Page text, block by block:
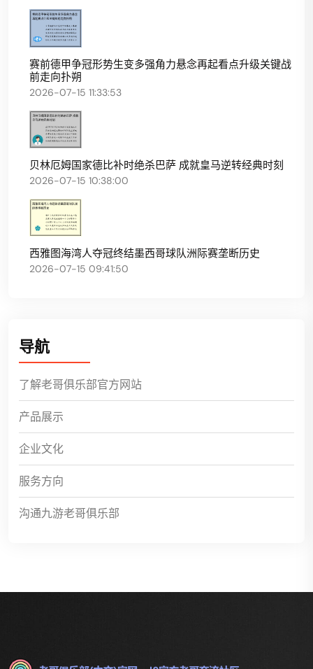
赛前德甲争冠形势生变多强角力悬念再起看点升级关键战
前走向扑朔
2026-07-15 11:33:53
贝林厄姆国家德比补时绝杀巴萨 成就皇马逆转经典时刻
2026-07-15 10:38:00
西雅图海湾人夺冠终结墨西哥球队洲际赛垄断历史
2026-07-15 09:41:50
导航
了解老哥俱乐部官方网站
产品展示
企业文化
服务方向
沟通九游老哥俱乐部